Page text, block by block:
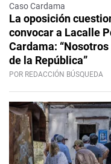
Caso Cardama
La oposición
convocar a Lacalle
Cardama:
de la República”
POR REDACCIÓN BÚSQUEDA